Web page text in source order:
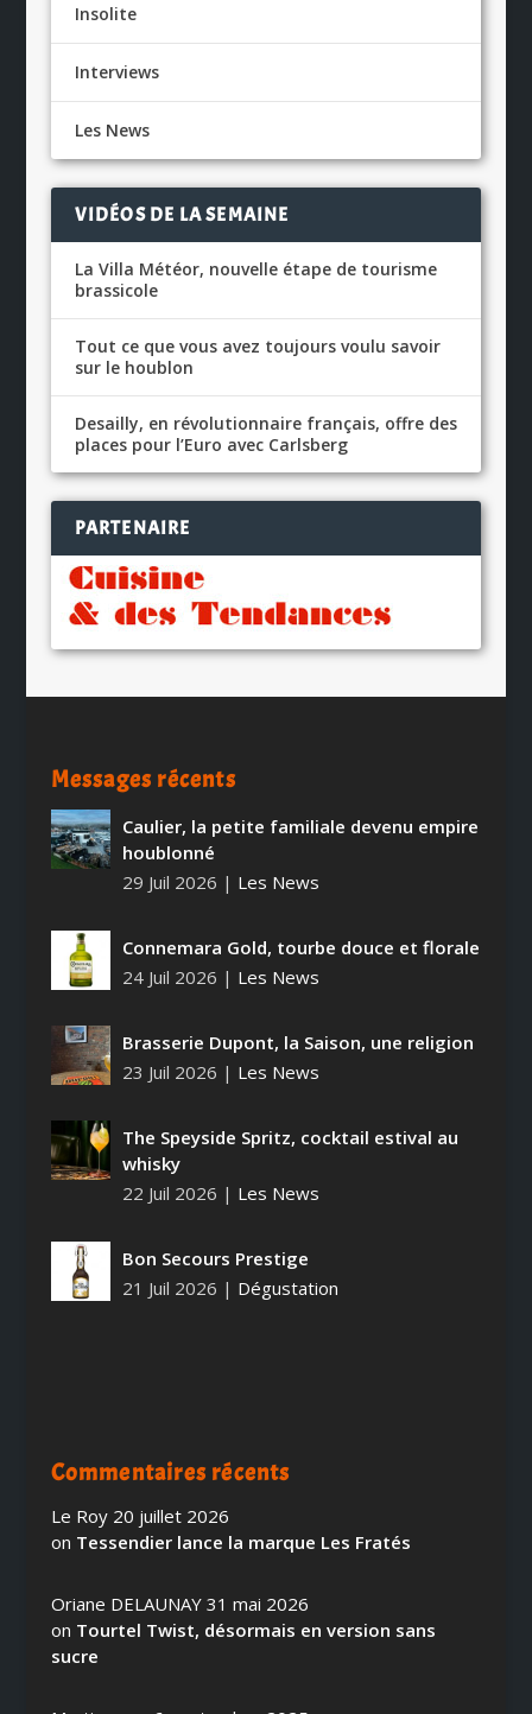
Insolite
Interviews
Les News
VIDÉOS DE LA SEMAINE
La Villa Météor, nouvelle étape de tourisme
brassicole
Tout ce que vous avez toujours voulu savoir
sur le houblon
Desailly, en révolutionnaire français, offre des
places pour l’Euro avec Carlsberg
PARTENAIRE
Messages récents
Caulier, la petite familiale devenu empire
houblonné
29 Juil 2026 | Les News
Connemara Gold, tourbe douce et florale
24 Juil 2026 | Les News
Brasserie Dupont, la Saison, une religion
23 Juil 2026 | Les News
The Speyside Spritz, cocktail estival au
whisky
22 Juil 2026 | Les News
Bon Secours Prestige
21 Juil 2026 | Dégustation
Commentaires récents
Le Roy 20 juillet 2026
on Tessendier lance la marque Les Fratés
Oriane DELAUNAY 31 mai 2026
on Tourtel Twist, désormais en version sans
sucre